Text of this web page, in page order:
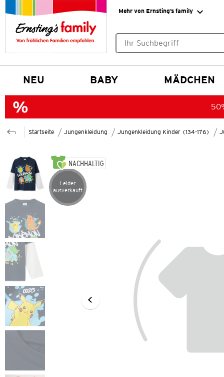
Mehr von Ernsting’s family
NEU BABY MÄDCHEN
Startseite Jungenkleidung Jungenkleidung Kinder (134-176)
NACHHALTIG
Artikel leider ausverkauft
Leider
ausverkauft